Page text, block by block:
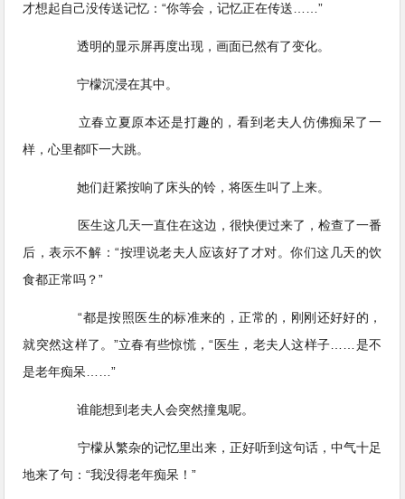
才想起自己没传送记忆：“你等会，记忆正在传送……”
透明的显示屏再度出现，画面已然有了变化。
宁檬沉浸在其中。
立春立夏原本还是打趣的，看到老夫人仿佛痴呆了一
样，心里都吓一大跳。
她们赶紧按响了床头的铃，将医生叫了上来。
医生这几天一直住在这边，很快便过来了，检查了一番
后，表示不解：“按理说老夫人应该好了才对。你们这几天的饮
食都正常吗？”
“都是按照医生的标准来的，正常的，刚刚还好好的，
就突然这样了。”立春有些惊慌，“医生，老夫人这样子……是不
是老年痴呆……”
谁能想到老夫人会突然撞鬼呢。
宁檬从繁杂的记忆里出来，正好听到这句话，中气十足
地来了句：“我没得老年痴呆！”